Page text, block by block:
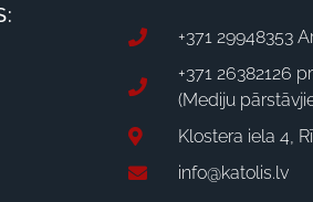
+371 29948353
+371 26382126
(Mediju
Klostera iela 4,
info@katolis.lv